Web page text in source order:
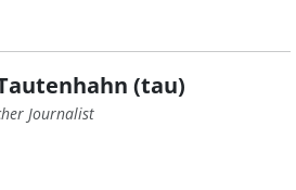
(tau)
Journalist